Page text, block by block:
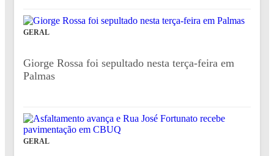
GERAL
Giorge Rossa foi sepultado nesta terça-feira em
Palmas
GERAL